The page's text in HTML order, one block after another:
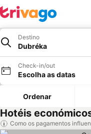
Destino
Dubréka
Check-in/out
Escolha as datas
Ordenar
Hotéis
Como os pagamentos